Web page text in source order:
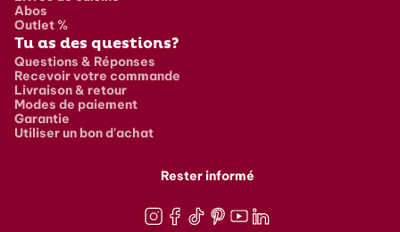
Abos
Outlet %
Tu as des questions?
Questions & Réponses
Recevoir votre commande
Livraison & retour
Modes de paiement
Garantie
Utiliser un bon d'achat
Rester informé